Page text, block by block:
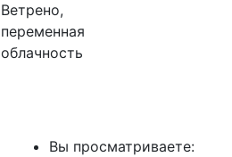
Ветрено,
переменная
облачность
Вы просматриваете: